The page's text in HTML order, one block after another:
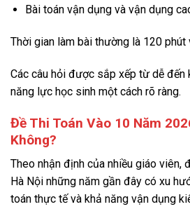
Bài toán vận dụng và vận dụng
Thời gian làm bài thường là 120
Các câu hỏi được sắp xếp từ dễ đến
năng lực học sinh một cách rõ ràng.
Đề Thi Toán Vào 10 Năm
Không?
Theo nhận định của nhiều giáo viên,
Hà Nội những năm gần đây có xu
toán thực tế và khả năng vận dụng